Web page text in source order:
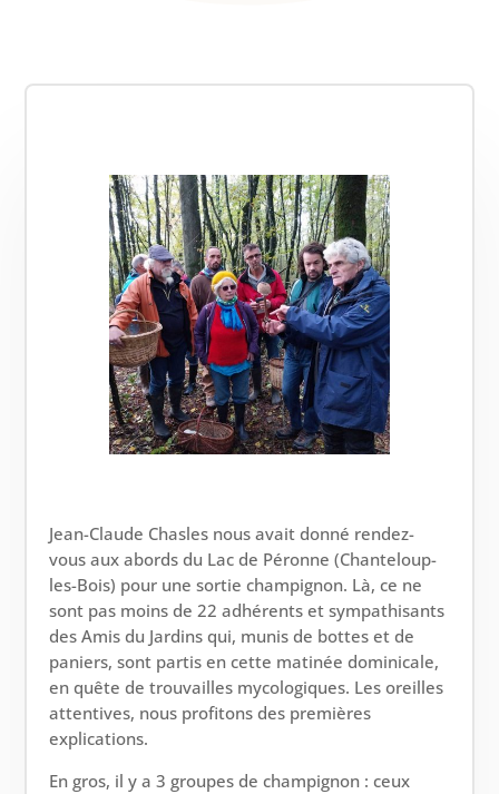
Jean-Claude Chasles nous avait donné rendez-
vous aux abords du Lac de Péronne (Chanteloup-
les-Bois) pour une sortie champignon. Là, ce ne
sont pas moins de 22 adhérents et sympathisants
des Amis du Jardins qui, munis de bottes et de
paniers, sont partis en cette matinée dominicale,
en quête de trouvailles mycologiques. Les oreilles
attentives, nous profitons des premières
explications.
En gros, il y a 3 groupes de champignon : ceux